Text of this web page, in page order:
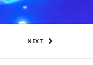
NEXT